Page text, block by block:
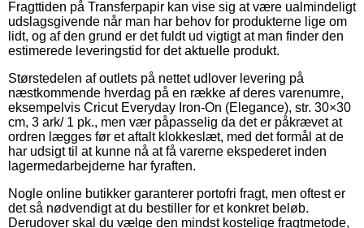
Fragttiden på Transferpapir kan vise sig at være ualmindeligt
udslagsgivende når man har behov for produkterne lige om
lidt, og af den grund er det fuldt ud vigtigt at man finder den
estimerede leveringstid for det aktuelle produkt.
Størstedelen af outlets på nettet udlover levering på
næstkommende hverdag på en række af deres varenumre,
eksempelvis Cricut Everyday Iron-On (Elegance), str. 30×30
cm, 3 ark/ 1 pk., men vær påpasselig da det er påkrævet at
ordren lægges før et aftalt klokkeslæt, med det formål at de
har udsigt til at kunne nå at få varerne ekspederet inden
lagermedarbejderne har fyraften.
Nogle online butikker garanterer portofri fragt, men oftest er
det så nødvendigt at du bestiller for et konkret beløb.
Derudover skal du vælge den mindst kostelige fragtmetode,